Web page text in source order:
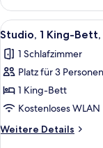
1 King-
Bett
Alle
Fotos
für
Studio,
1 King-
Bett,
barrierearme
Badewanne
6
Studio, 1 King-
1 Schlafzimmer
Platz für 3 Personen
1 King-Bett
Kostenloses WLAN
Weitere Details
Weitere